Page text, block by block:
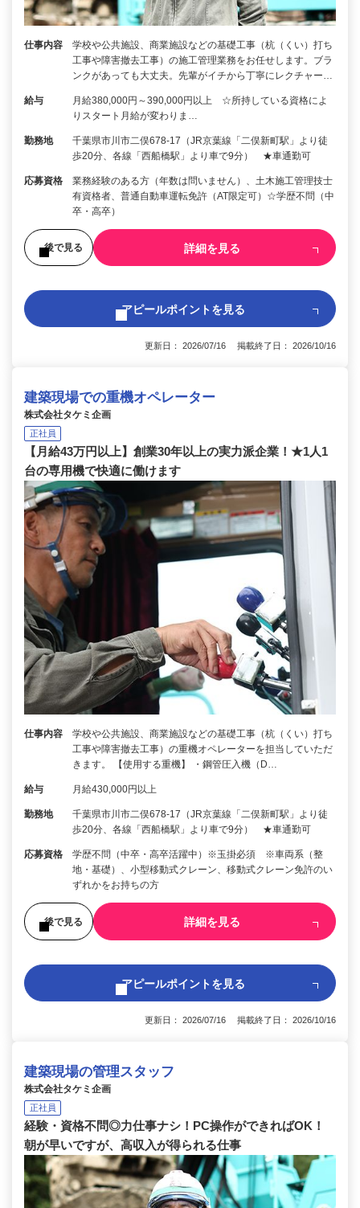
仕事内容
学校や公共施設、商業施設などの基礎工事（杭（くい）打ち
工事や障害撤去工事）の施工管理業務をお任せします。ブラ
ンクがあっても大丈夫。先輩がイチから丁寧にレクチャー…
給与
月給380,000円～390,000円以上 ☆所持している資格によ
りスタート月給が変わりま…
勤務地
千葉県市川市二俣678-17（JR京葉線「二俣新町駅」より徒
歩20分、各線「西船橋駅」より車で9分） ★車通勤可
応募資格
業務経験のある方（年数は問いません）、土木施工管理技士
有資格者、普通自動車運転免許（AT限定可）☆学歴不問（中
卒・高卒）
後で見る 詳細を見る
アピールポイントを見る
更新日： 2026/07/16 掲載終了日： 2026/10/16
建築現場での重機オペレーター
株式会社タケミ企画
正社員
【月給43万円以上】創業30年以上の実力派企業！★1人1
台の専用機で快適に働けます
仕事内容
学校や公共施設、商業施設などの基礎工事（杭（くい）打ち
工事や障害撤去工事）の重機オペレーターを担当していただ
きます。 【使用する重機】 ・鋼管圧入機（D…
給与 月給430,000円以上
勤務地
千葉県市川市二俣678-17（JR京葉線「二俣新町駅」より徒
歩20分、各線「西船橋駅」より車で9分） ★車通勤可
応募資格
学歴不問（中卒・高卒活躍中）※玉掛必須 ※車両系（整
地・基礎）、小型移動式クレーン、移動式クレーン免許のい
ずれかをお持ちの方
後で見る 詳細を見る
アピールポイントを見る
更新日： 2026/07/16 掲載終了日： 2026/10/16
建築現場の管理スタッフ
株式会社タケミ企画
正社員
経験・資格不問◎力仕事ナシ！PC操作ができればOK！
朝が早いですが、高収入が得られる仕事